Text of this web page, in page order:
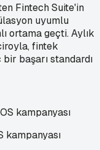
Fintech Suite'in
uyumlu
ortama geçti. Aylık
fintek
başarı standardı
kampanyası